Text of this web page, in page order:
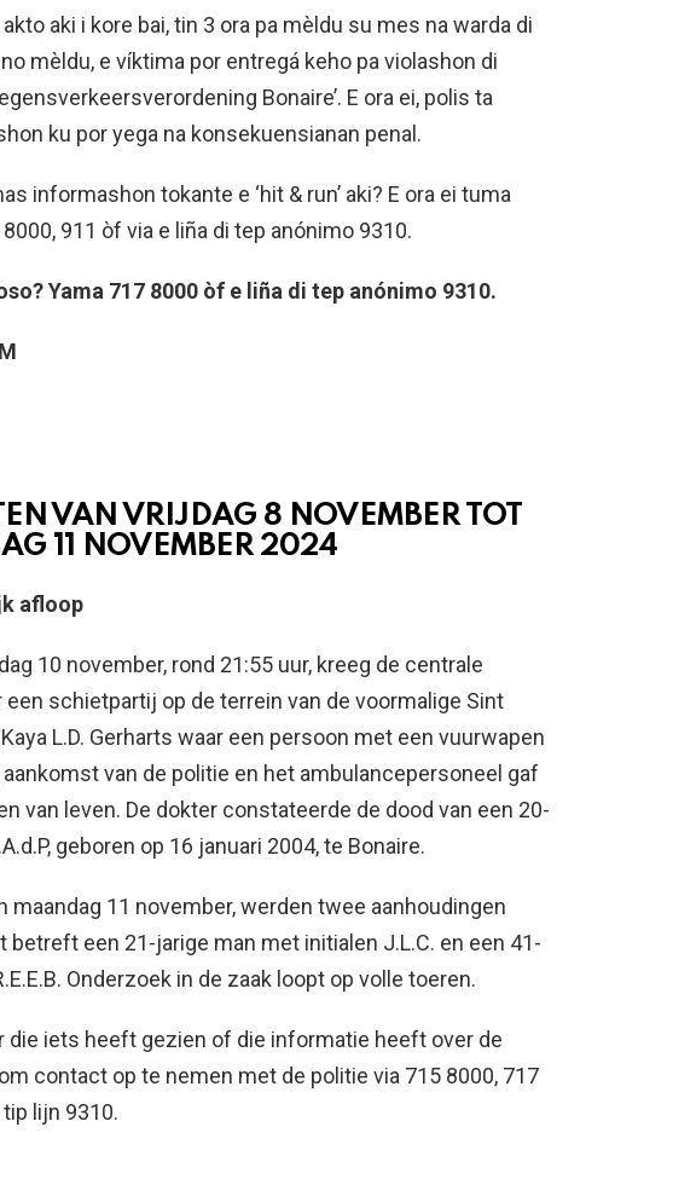
aki i kore bai, tin 3 ora pa mèldu su mes na warda di
mèldu, e víktima por entregá keho pa violashon di
Bonaire’. E ora ei, polis ta
ku por yega na konsekuensianan penal.
informashon tokante e ‘hit & run’ aki? E ora ei tuma
911 òf via e liña di tep anónimo 9310.
Yama 717 8000 òf e liña di tep anónimo 9310.
VAN VRIJDAG 8 NOVEMBER TOT
11 NOVEMBER 2024
afloop
10 november, rond 21:55 uur, kreeg de centrale
schietpartij op de terrein van de voormalige Sint
L.D. Gerharts waar een persoon met een vuurwapen
van de politie en het ambulancepersoneel gaf
van leven. De dokter constateerde de dood van een 20-
geboren op 16 januari 2004, te Bonaire.
maandag 11 november, werden twee aanhoudingen
betreft een 21-jarige man met initialen J.L.C. en een 41-
Onderzoek in de zaak loopt op volle toeren.
die iets heeft gezien of die informatie heeft over de
contact op te nemen met de politie via 715 8000, 717
lijn 9310.